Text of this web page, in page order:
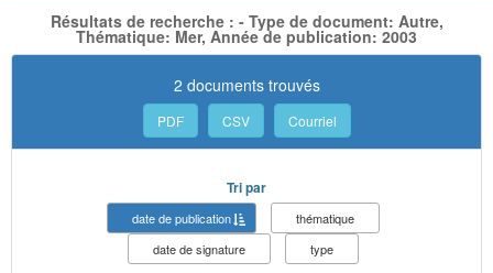
Résultats de recherche : - Type de document: Autre,
Thématique: Mer, Année de publication: 2003
2 documents trouvés
PDF CSV Courriel
Tri par
date de publication
thématique
date de signature
type